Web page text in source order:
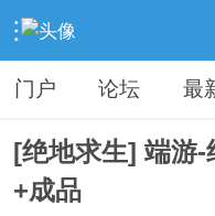
› 热门资源区 › 游戏辅助
门户 论坛 最
[绝地求生] 端游-
+成品